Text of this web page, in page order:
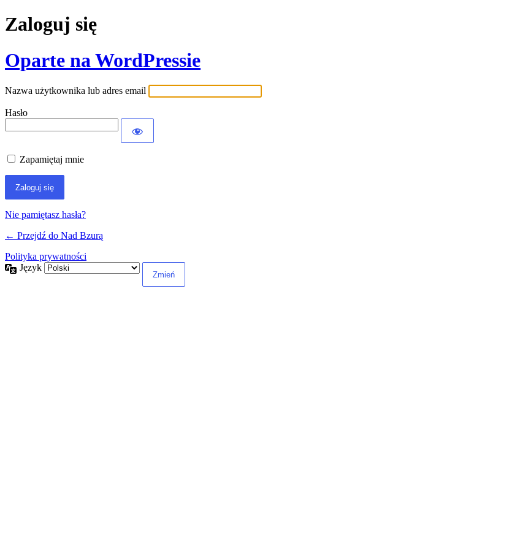
Zaloguj się
Oparte na WordPressie
Nazwa użytkownika lub adres email
Hasło
Zapamiętaj mnie
Nie pamiętasz hasła?
← Przejdź do Nad Bzurą
Polityka prywatności
Język